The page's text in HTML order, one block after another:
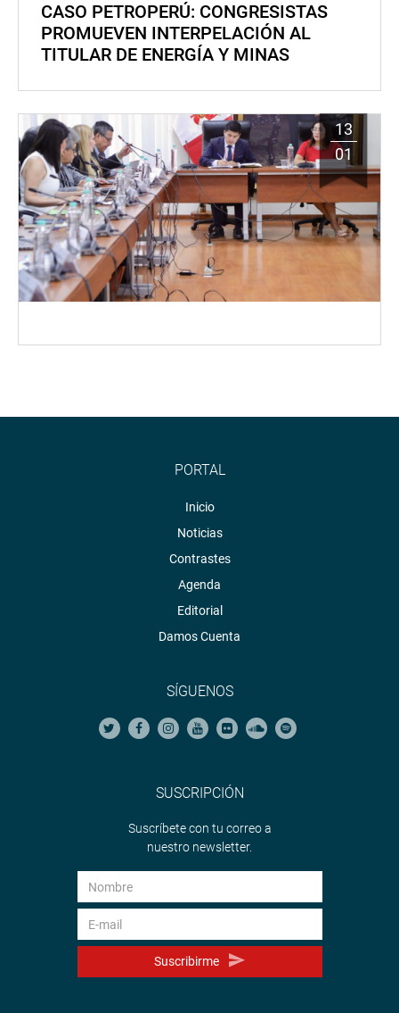
CASO PETROPERÚ: CONGRESISTAS
PROMUEVEN INTERPELACIÓN AL
TITULAR DE ENERGÍA Y MINAS
13
01
PORTAL
Inicio
Noticias
Contrastes
Agenda
Editorial
Damos Cuenta
SÍGUENOS
SUSCRIPCIÓN
Suscríbete con tu correo a
nuestro newsletter.
Suscribirme